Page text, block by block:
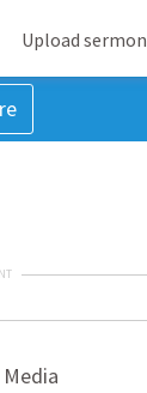
Upload sermon